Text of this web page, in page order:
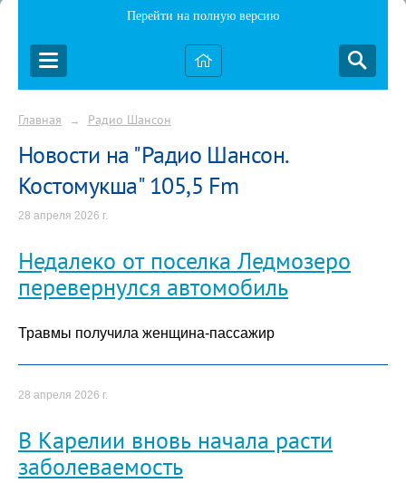
Перейти на полную версию
Главная → Радио Шансон
Новости на "Радио Шансон.
Костомукша" 105,5 Fm
28 апреля 2026 г.
Недалеко от поселка Ледмозеро
перевернулся автомобиль
Травмы получила женщина-пассажир
28 апреля 2026 г.
В Карелии вновь начала расти
заболеваемость